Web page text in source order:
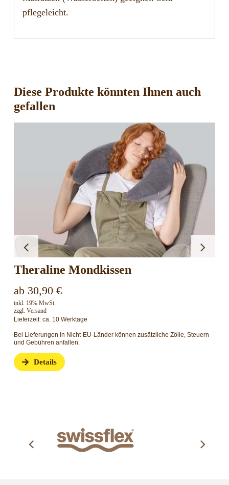
pflegeleicht.
Diese Produkte könnten Ihnen auch
gefallen
169,00
inkl. 19% MwSt.
zzgl.Versand
Bei Lieferungen in Nicht-EU-Länder können zusätzliche Zölle,
und Gebühren anfallen.